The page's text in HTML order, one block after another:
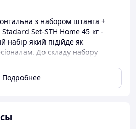
з набором штанга +
Set-STH Home 45 кг -
набір який підійде як
До складу набору
грифи) і різні диски, завдяки
ще ефективніші!
з композитними
з якісних матеріалів,
Подробнее